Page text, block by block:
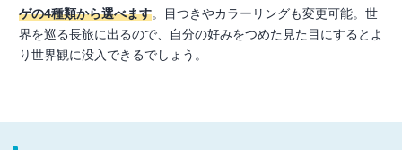
ゲの4種類から選べます。目つきやカラーリングも変更可能。世
界を巡る長旅に出るので、自分の好みをつめた見た目にするとよ
り世界観に没入できるでしょう。